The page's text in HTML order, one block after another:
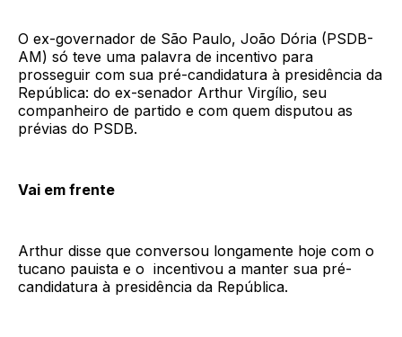
O ex-governador de São Paulo, João Dória (PSDB-
AM) só teve uma palavra de incentivo para
prosseguir com sua pré-candidatura à presidência da
República: do ex-senador Arthur Virgílio, seu
companheiro de partido e com quem disputou as
prévias do PSDB.
Vai em frente
Arthur disse que conversou longamente hoje com o
tucano pauista e o incentivou a manter sua pré-
candidatura à presidência da República.